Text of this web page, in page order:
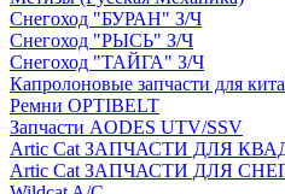
Снегоход "БУРАН" З/Ч
Снегоход "РЫСЬ" З/Ч
Снегоход "ТАЙГА" З/Ч
Капролоновые запчасти для
Ремни OPTIBELT
Запчасти AODES UTV/SSV
Artic Cat ЗАПЧАСТИ ДЛЯ
Artic Cat ЗАПЧАСТИ ДЛЯ